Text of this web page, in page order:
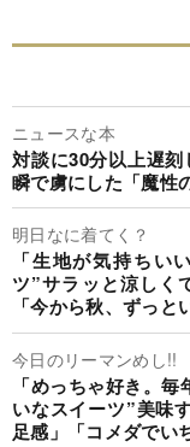
ニュースな本
対談に30分以上遅
瞬で虜にした「魔性
明日なに着てく？
「生地が気持ちい
ツ”サラッと涼しく
「今から秋、ずっと
今日のリーマンめし!!
「めっちゃ好き。
いなスイーツ”美味
足感」「コメダでい